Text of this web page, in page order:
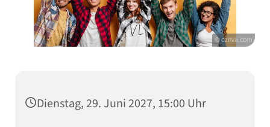
© canva.com
Dienstag, 29. Juni 2027, 15:00 Uhr